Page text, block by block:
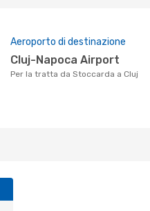
Aeroporto di destinazione
Cluj-Napoca Airport
Per la tratta da Stoccarda a Cluj